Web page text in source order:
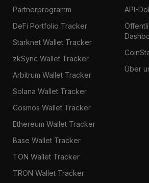
Partnerprogramm
DeFi Portfolio Tracker
Starknet Wallet Tracker
zkSync Wallet Tracker
Arbitrum Wallet Tracker
Solana Wallet Tracker
Cosmos Wallet Tracker
Ethereum Wallet Tracker
Base Wallet Tracker
TON Wallet Tracker
TRON Wallet Tracker
API-
Über